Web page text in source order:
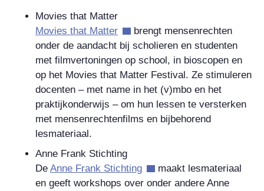
Movies that Matter
Movies that Matter
brengt mensenrechten
onder de aandacht bij scholieren en studenten
met filmvertoningen op school, in bioscopen en
op het Movies that Matter Festival. Ze stimuleren
docenten – met name in het (v)mbo en het
praktijkonderwijs – om hun lessen te versterken
met mensenrechtenfilms en bijbehorend
lesmateriaal.
Anne Frank Stichting
De Anne Frank Stichting
maakt lesmateriaal
en geeft workshops over onder andere Anne